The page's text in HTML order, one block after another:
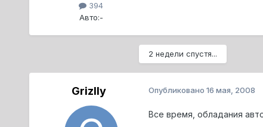
394
Авто:-
2 недели спустя...
Grizlly Опубликовано 16 мая, 2008
Все время, обладания